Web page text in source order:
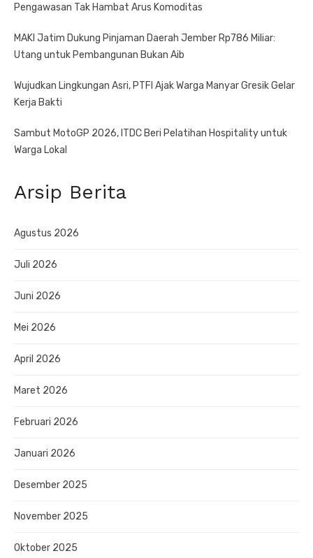
Pengawasan Tak Hambat Arus Komoditas
MAKI Jatim Dukung Pinjaman Daerah Jember Rp786 Miliar:
Utang untuk Pembangunan Bukan Aib
Wujudkan Lingkungan Asri, PTFI Ajak Warga Manyar Gresik Gelar
Kerja Bakti
Sambut MotoGP 2026, ITDC Beri Pelatihan Hospitality untuk
Warga Lokal
Arsip Berita
Agustus 2026
Juli 2026
Juni 2026
Mei 2026
April 2026
Maret 2026
Februari 2026
Januari 2026
Desember 2025
November 2025
Oktober 2025